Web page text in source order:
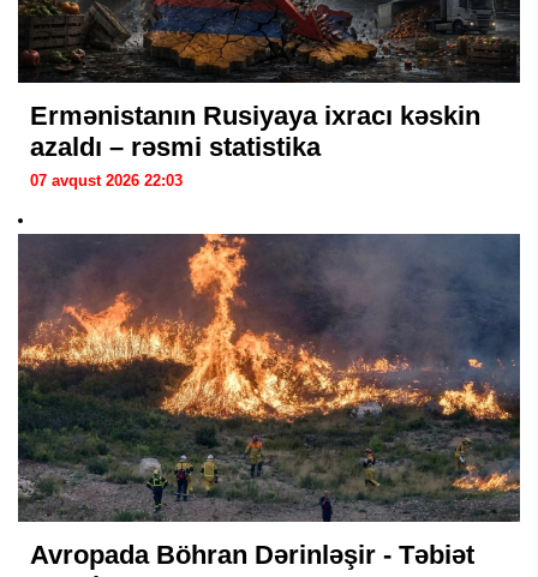
Ermənistanın Rusiyaya ixracı kəskin
azaldı – rəsmi statistika
07 avqust 2026 22:03
Avropada Böhran Dərinləşir - Təbiət